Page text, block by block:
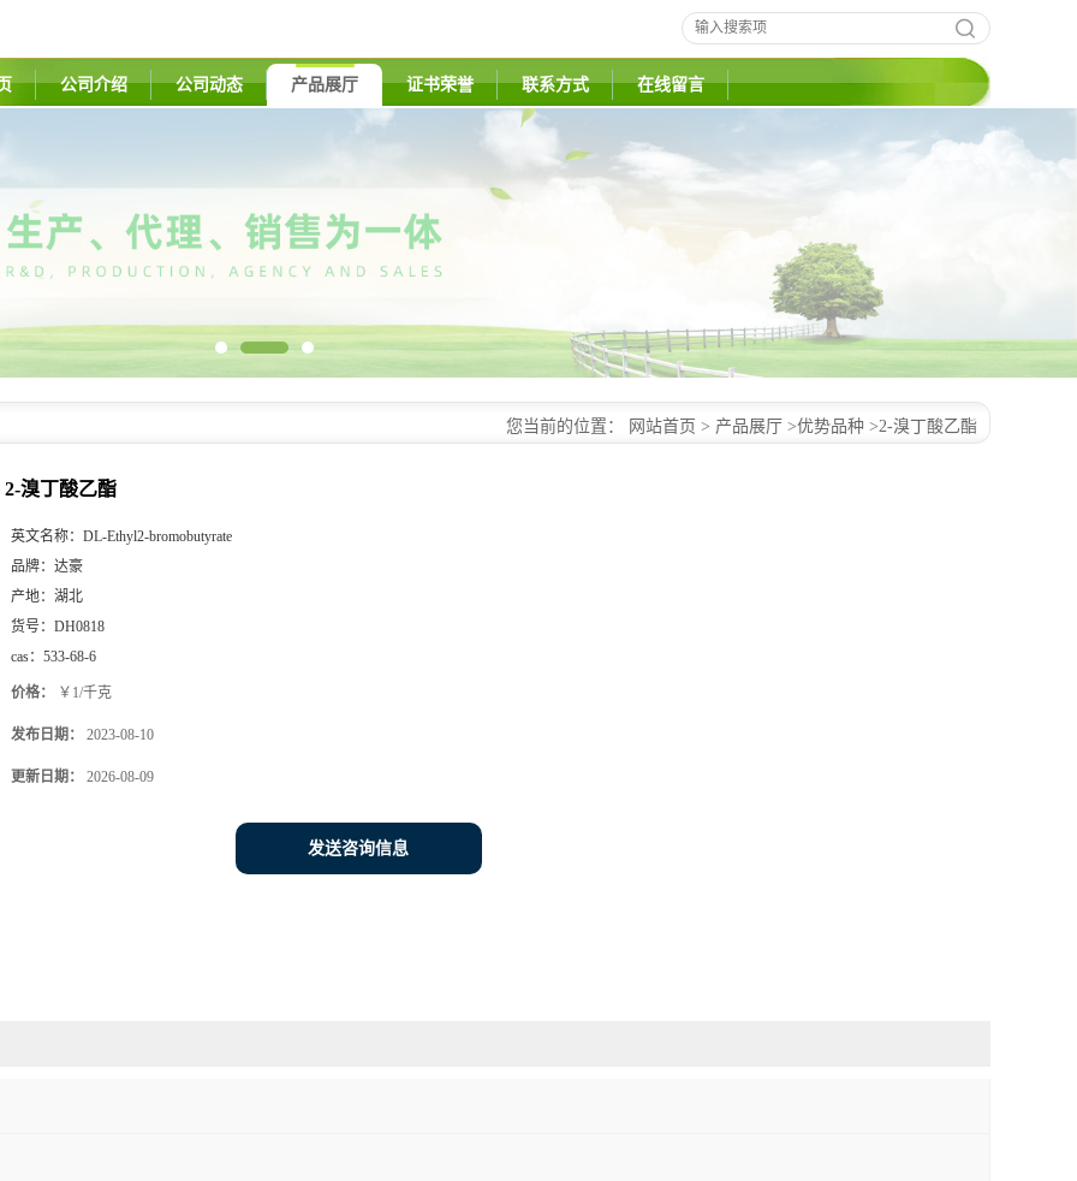
公司介绍 公司动态 产品展厅 证书荣誉 联系方式 在线留言
您当前的位置： 网站首页 > 产品展厅 >优势品种 >2-溴丁酸乙酯
2-溴丁酸乙酯
英文名称： DL-Ethyl2-bromobutyrate
品牌： 达豪
产地： 湖北
货号： DH0818
cas： 533-68-6
价格： ￥1/千克
发布日期： 2023-08-10
更新日期： 2026-08-09
发送咨询信息